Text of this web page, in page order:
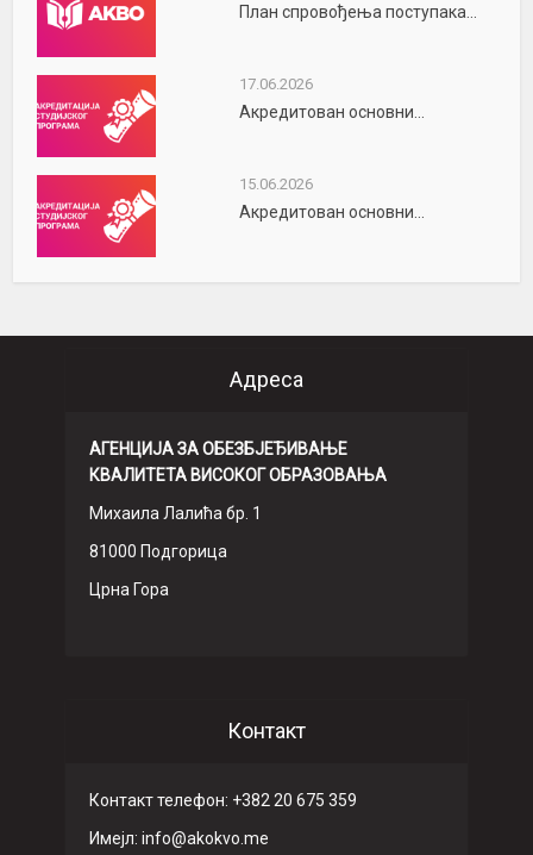
План спровођења поступака...
17.06.2026
Акредитован основни...
15.06.2026
Акредитован основни...
Адреса
АГЕНЦИЈА ЗА ОБЕЗБЈЕЂИВАЊЕ
КВАЛИТЕТА ВИСОКОГ ОБРАЗОВАЊА
Михаила Лалића бр. 1
81000 Подгорица
Црна Гора
Контакт
Контакт телефон: +382 20 675 359
Имeјл: info@akokvo.me